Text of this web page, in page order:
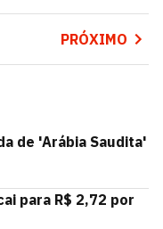
PRÓXIMO
de 'Arábia Saudita'
para R$ 2,72 por